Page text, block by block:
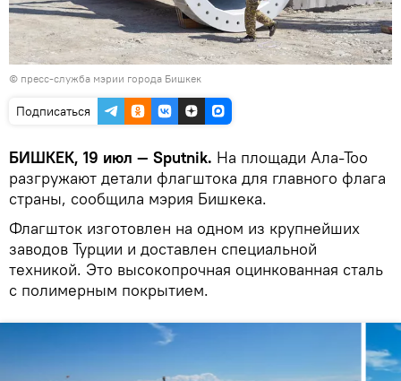
© пресс-служба мэрии города Бишкек
Подписаться
БИШКЕК, 19 июл — Sputnik. На площади Ала-Тоо
разгружают детали флагштока для главного флага
страны, сообщила мэрия Бишкека.
Флагшток изготовлен на одном из крупнейших
заводов Турции и доставлен специальной
техникой. Это высокопрочная оцинкованная сталь
с полимерным покрытием.